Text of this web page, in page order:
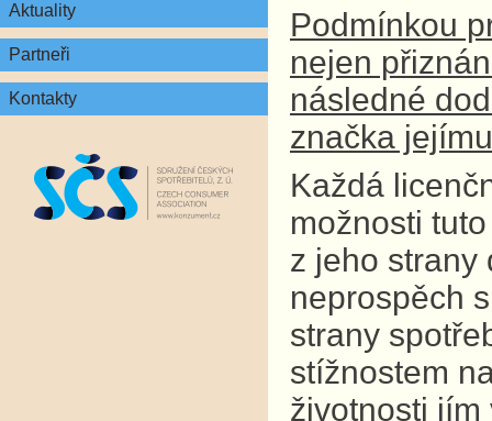
Aktuality
Partneři
Kontakty
Podmínkou
nejen
následné
značka
Každá
možnosti
z jeho strany
neprospěch
strany
stížnostem
životnosti